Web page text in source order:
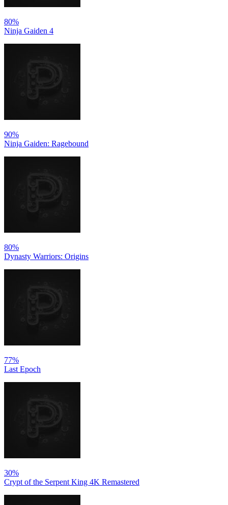
80%
Ninja Gaiden 4
90%
Ninja Gaiden: Ragebound
80%
Dynasty Warriors: Origins
77%
Last Epoch
30%
Crypt of the Serpent King 4K Remastered